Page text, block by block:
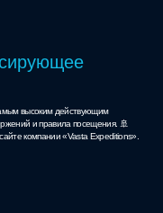
высоким действующим
и правила посещения. 🚢
компании «Vasta Expeditions».